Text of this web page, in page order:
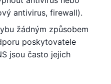
antivirus, firewall).
žádným způsobem
poskytovatele
jsou často jejich